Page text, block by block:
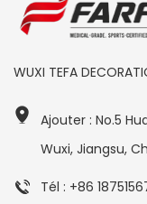
WUXI TEFA
Ajouter : No.5
Wuxi, Jiangsu,
Tél : +86